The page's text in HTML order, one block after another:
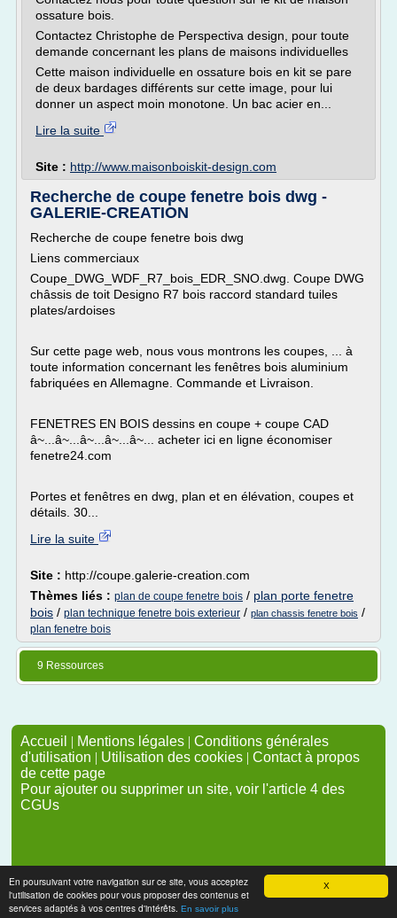
X
En poursuivant votre navigation sur ce site, vous acceptez
l'utilisation de cookies pour vous proposer des contenus et
services adaptés à vos centres d'intérêts. En savoir plus
ossature bois.
Contactez Christophe de Perspectiva design, pour toute
demande concernant les plans de maisons individuelles
Cette maison individuelle en ossature bois en kit se pare
de deux bardages différents sur cette image, pour lui
donner un aspect moin monotone. Un bac acier en...
Lire la suite
Site : http://www.maisonboiskit-design.com
Recherche de coupe fenetre bois dwg -
GALERIE-CREATION
Recherche de coupe fenetre bois dwg
Liens commerciaux
Coupe_DWG_WDF_R7_bois_EDR_SNO.dwg. Coupe DWG
châssis de toit Designo R7 bois raccord standard tuiles
plates/ardoises
Sur cette page web, nous vous montrons les coupes, ... à
toute information concernant les fenêtres bois aluminium
fabriquées en Allemagne. Commande et Livraison.
FENETRES EN BOIS dessins en coupe + coupe CAD
â~...â~...â~...â~...â~... acheter ici en ligne économiser
fenetre24.com
Portes et fenêtres en dwg, plan et en élévation, coupes et
détails. 30...
Lire la suite
Site : http://coupe.galerie-creation.com
Thèmes liés : plan de coupe fenetre bois / plan porte fenetre
bois / plan technique fenetre bois exterieur / plan chassis fenetre bois /
plan fenetre bois
9 Ressources
Accueil | Mentions légales | Conditions générales
d'utilisation | Utilisation des cookies | Contact à propos
de cette page
Pour ajouter ou supprimer un site, voir l'article 4 des
CGUs